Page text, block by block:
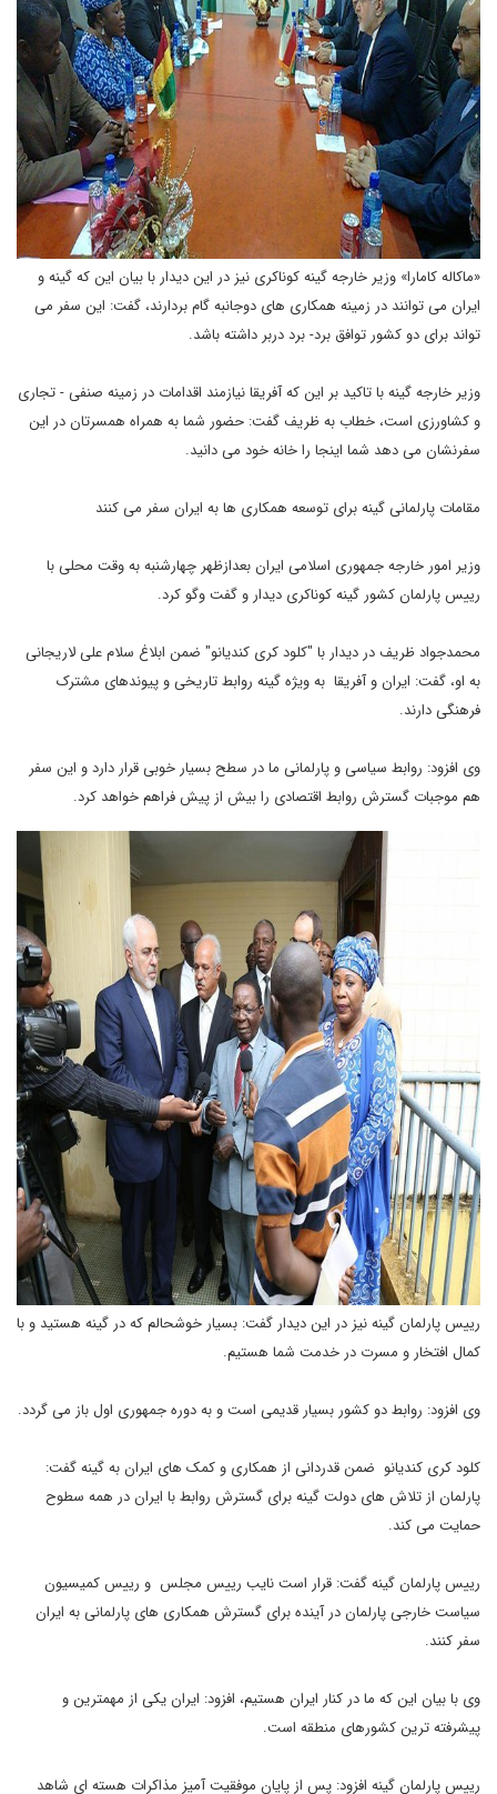
«ماکاله کامارا» وزیر خارجه گینه کوناکری نیز در این دیدار با بیان این که گینه و
ایران می توانند در زمینه همکاری های دوجانبه گام بردارند، گفت: این سفر می
تواند برای دو کشور توافق برد- برد دربر داشته باشد.
وزیر خارجه گینه با تاکید بر این که آفریقا نیازمند اقدامات در زمینه صنفی - تجاری
و کشاورزی است، خطاب به ظریف گفت: حضور شما به همراه همسرتان در این
سفرنشان می دهد شما اینجا را خانه خود می دانید.
مقامات پارلمانی گینه برای توسعه همکاری ها به ایران سفر می کنند
وزیر امور خارجه جمهوری اسلامی ایران بعدازظهر چهارشنبه به وقت محلی با
رییس پارلمان کشور گینه کوناکری دیدار و گفت وگو کرد.
محمدجواد ظریف در دیدار با "کلود کری کندیانو" ضمن ابلاغ سلام علی لاریجانی
به او، گفت: ایران و آفریقا به ویژه گینه روابط تاریخی و پیوندهای مشترک
فرهنگی دارند.
وی افزود: روابط سیاسی و پارلمانی ما در سطح بسیار خوبی قرار دارد و این سفر
هم موجبات گسترش روابط اقتصادی را بیش از پیش فراهم خواهد کرد.
رییس پارلمان گینه نیز در این دیدار گفت: بسیار خوشحالم که در گینه هستید و با
کمال افتخار و مسرت در خدمت شما هستیم.
وی افزود: روابط دو کشور بسیار قدیمی است و به دوره جمهوری اول باز می گردد.
کلود کری کندیانو ضمن قدردانی از همکاری و کمک های ایران به گینه گفت:
پارلمان از تلاش های دولت گینه برای گسترش روابط با ایران در همه سطوح
حمایت می کند.
رییس پارلمان گینه گفت: قرار است نایب رییس مجلس و رییس کمیسیون
سیاست خارجی پارلمان در آینده برای گسترش همکاری های پارلمانی به ایران
سفر کنند.
وی با بیان این که ما در کنار ایران هستیم، افزود: ایران یکی از مهمترین و
پیشرفته ترین کشورهای منطقه است.
رییس پارلمان گینه افزود: پس از پایان موفقیت آمیز مذاکرات هسته ای شاهد